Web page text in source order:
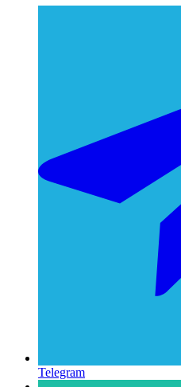
Telegram